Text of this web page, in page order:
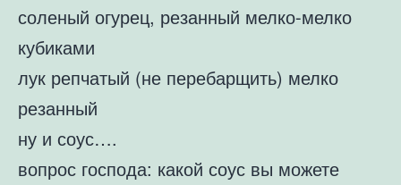
соленый огурец, резанный мелко-мелко
кубиками
лук репчатый (не перебарщить) мелко
резанный
ну и соус….
вопрос господа: какой соус вы можете